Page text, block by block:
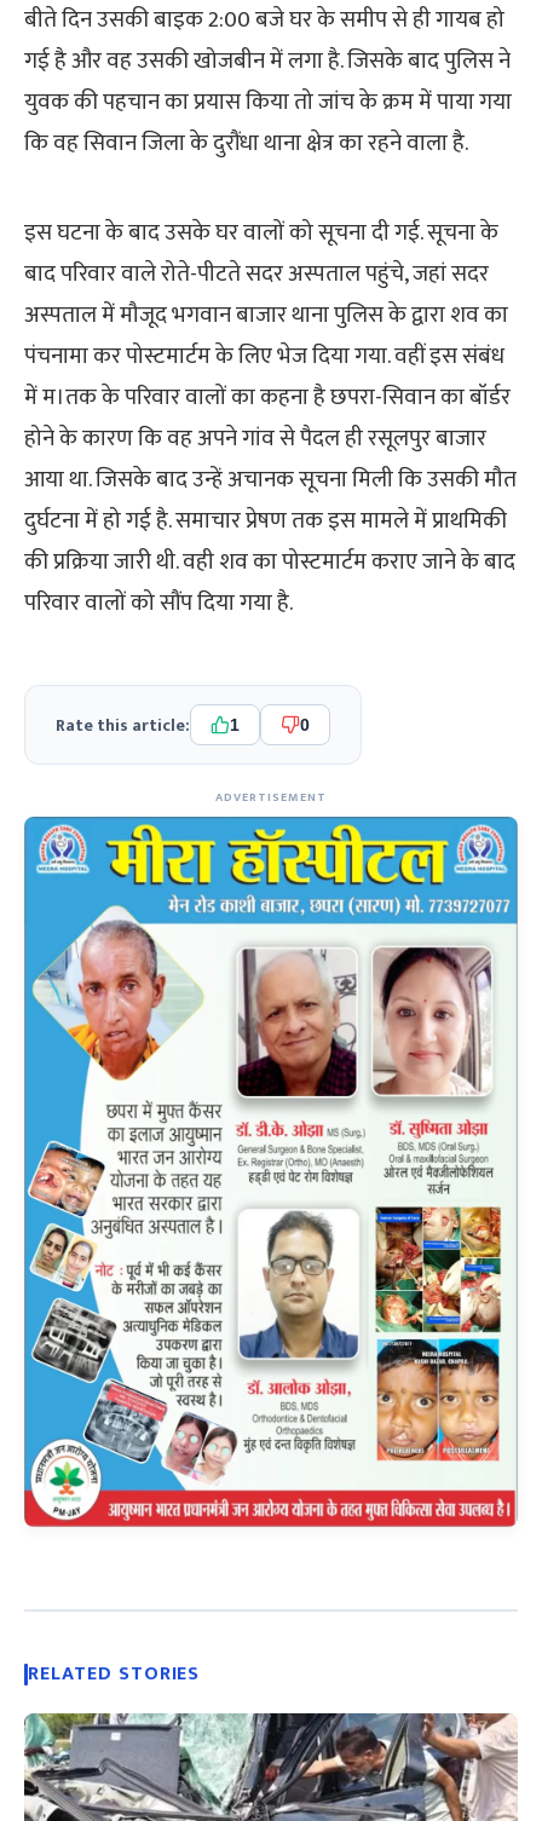
बीते दिन उसकी बाइक 2:00 बजे घर के समीप से ही गायब हो
गई है और वह उसकी खोजबीन में लगा है. जिसके बाद पुलिस ने
युवक की पहचान का प्रयास किया तो जांच के क्रम में पाया गया
कि वह सिवान जिला के दुरौंधा थाना क्षेत्र का रहने वाला है.
इस घटना के बाद उसके घर वालों को सूचना दी गई. सूचना के
बाद परिवार वाले रोते-पीटते सदर अस्पताल पहुंचे, जहां सदर
अस्पताल में मौजूद भगवान बाजार थाना पुलिस के द्वारा शव का
पंचनामा कर पोस्टमार्टम के लिए भेज दिया गया. वहीं इस संबंध
में म।तक के परिवार वालों का कहना है छपरा-सिवान का बॉर्डर
होने के कारण कि वह अपने गांव से पैदल ही रसूलपुर बाजार
आया था. जिसके बाद उन्हें अचानक सूचना मिली कि उसकी मौत
दुर्घटना में हो गई है. समाचार प्रेषण तक इस मामले में प्राथमिकी
की प्रक्रिया जारी थी. वही शव का पोस्टमार्टम कराए जाने के बाद
परिवार वालों को सौंप दिया गया है.
Rate this article: 1 0
ADVERTISEMENT
RELATED STORIES